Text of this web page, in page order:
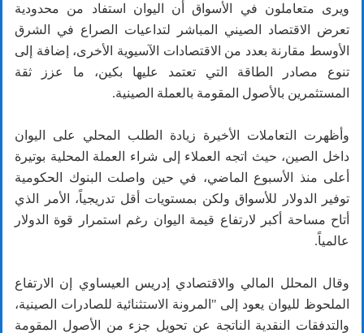
ويرى متعاملون في الأسواق أن اليوان استفاد من محدودية
تعرض الاقتصاد الصيني المباشر لتداعيات الصراع في الشرق
الأوسط مقارنة بعدد من الاقتصادات الآسيوية الأخرى، إضافة إلى
تنوع مصادر الطاقة التي تعتمد عليها بكين، ما عزز ثقة
المستثمرين بالأصول المقومة بالعملة الصينية.
وأظهرت التعاملات الأخيرة زيادة الطلب المحلي على اليوان
داخل الصين، حيث اتجه العملاء إلى شراء العملة المحلية بوتيرة
أعلى منذ الأسبوع الماضي، في حين واصلت البنوك الحكومية
توفير الدولار للأسواق ولكن بمستويات أقل تدريجياً، الأمر الذي
أتاح مساحة أكبر لارتفاع قيمة اليوان رغم استمرار قوة الدولار
عالمياً.
وقال المحلل المالي والاقتصادي إدريس العيساوي إن الارتفاع
الملحوظ لليوان يعود إلى "المرونة الاستثنائية للصادرات الصينية،
والتدفقات النقدية الناتجة عن تحويل جزء من الأصول المقومة